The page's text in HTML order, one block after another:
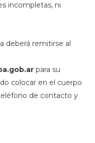
incompletas, ni
deberá remitirse al
para su
colocar en el cuerpo
de contacto y